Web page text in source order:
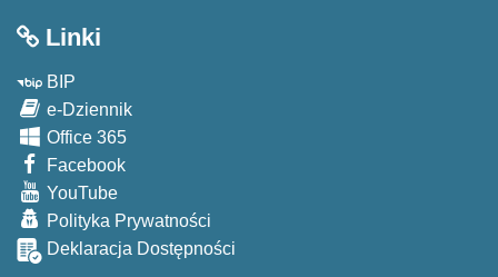
Linki
BIP
e-Dziennik
Office 365
Facebook
YouTube
Polityka Prywatności
Deklaracja Dostępności